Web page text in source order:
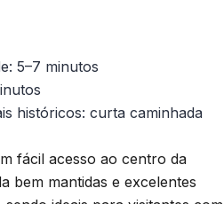
5–7 minutos
históricos: curta caminhada
fácil acesso ao centro da
bem mantidas e excelentes